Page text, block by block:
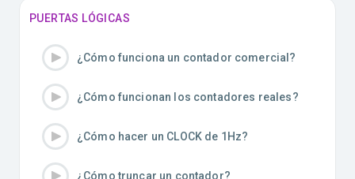
PUERTAS LÓGICAS
¿Cómo funciona un contador comercial?
¿Cómo funcionan los contadores reales?
¿Cómo hacer un CLOCK de 1Hz?
¿Cómo truncar un contador?